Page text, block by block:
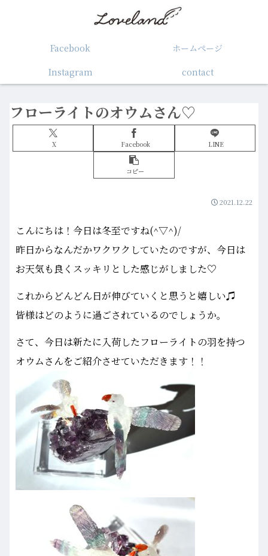
Facebook
ホームぺージ
Instagram
contact
フローライトのオウムさん♡
X Facebook LINE
コピー
2021.12.22
こんにちは！今日は冬至ですね(^▽^)/
昨日からなんだかワクワクしていたのですが、今日は
お天気も良くスッキリとした感じがしました♡
これからどんどん日が伸びていくと思うと嬉しい♫
皆様はどのように過ごされているのでしょうか。
さて、今日は新たに入荷したフローライトの羽を持つ
オウムさんをご紹介させていただきます！！